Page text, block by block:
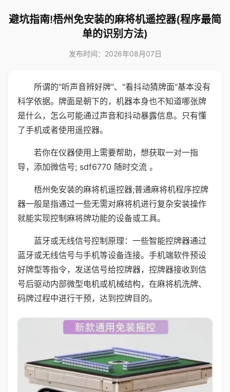
避坑指南!梧州免安装的麻将机遥控器(程序最简
单的识别方法)
发布时间：2026年08月07日
所谓的"听声音辨好牌"、"看抖动猜牌面"基本没有
科学依据。牌面是朝下的，机器本身也不知道哪张牌
是什么，怎么可能通过声音和抖动暴露信息。只有懂
了手机或者使用遥控器。
若你在仪器使用上需要帮助，想获取一对一指
导，添加微信号; sdf6770 随时交流 。
梧州免安装的麻将机遥控器;普通麻将机程序控牌
器一般是指通过一些无需对麻将机进行复杂安装操作
就能实现控制麻将牌功能的设备或工具。
蓝牙或无线信号控制原理：一些智能控牌器通过
蓝牙或无线信号与手机等设备连接。手机端软件预设
好牌型等指令，发送信号给控牌器，控牌器接收到信
号后驱动内部微型电机或机械结构，在麻将机洗牌、
码牌过程中进行干预，达到控牌目的。